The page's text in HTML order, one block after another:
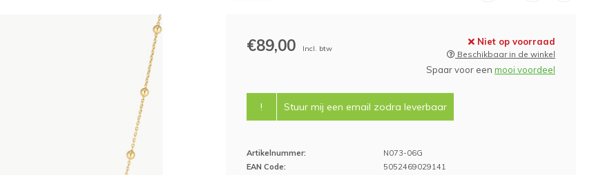
€89,00 Incl. btw
Niet op voorraad
Beschikbaar in de winkel
Spaar voor een mooi voordeel
! Stuur mij een email zodra leverbaar
Artikelnummer:
N073-06G
EAN Code:
5052469029141